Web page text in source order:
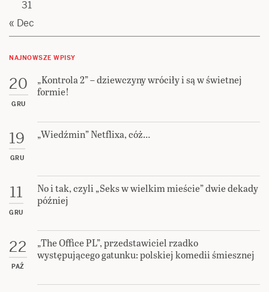
31
« Dec
NAJNOWSZE WPISY
20
GRU
„Kontrola 2” – dziewczyny wróciły i są w świetnej
formie!
19
GRU
„Wiedźmin” Netflixa, cóż…
11
GRU
No i tak, czyli „Seks w wielkim mieście” dwie dekady
później
22
PAŹ
„The Office PL”, przedstawiciel rzadko
występującego gatunku: polskiej komedii śmiesznej